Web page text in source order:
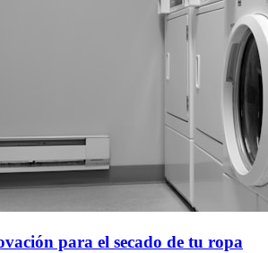
para el secado de tu ropa